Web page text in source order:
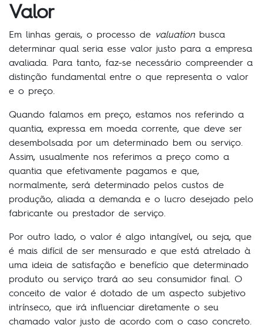
Valor
Em linhas gerais, o processo de valuation busca
determinar qual seria esse valor justo para a empresa
avaliada. Para tanto, faz-se necessário compreender a
distinção fundamental entre o que representa o valor
e o preço.
Quando falamos em preço, estamos nos referindo a
quantia, expressa em moeda corrente, que deve ser
desembolsada por um determinado bem ou serviço.
Assim, usualmente nos referimos a preço como a
quantia que efetivamente pagamos e que,
normalmente, será determinado pelos custos de
produção, aliada a demanda e o lucro desejado pelo
fabricante ou prestador de serviço.
Por outro lado, o valor é algo intangível, ou seja, que
é mais difícil de ser mensurado e que está atrelado à
uma ideia de satisfação e benefício que determinado
produto ou serviço trará ao seu consumidor final. O
conceito de valor é dotado de um aspecto subjetivo
intrínseco, que irá influenciar diretamente o seu
chamado valor justo de acordo com o caso concreto.